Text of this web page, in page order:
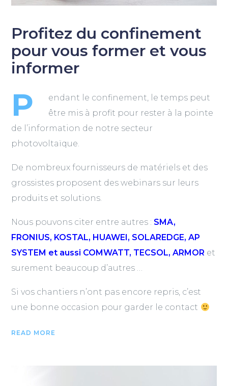
Profitez du confinement
pour vous former et vous
informer
P
endant le confinement, le temps peut
être mis à profit pour rester à la pointe
de l’information de notre secteur
photovoltaïque.
De nombreux fournisseurs de matériels et des
grossistes proposent des webinars sur leurs
produits et solutions.
Nous pouvons citer entre autres : SMA,
FRONIUS, KOSTAL, HUAWEI, SOLAREDGE, AP
SYSTEM et aussi COMWATT, TECSOL, ARMOR et
surement beaucoup d’autres …
Si vos chantiers n’ont pas encore repris, c’est
une bonne occasion pour garder le contact
READ MORE